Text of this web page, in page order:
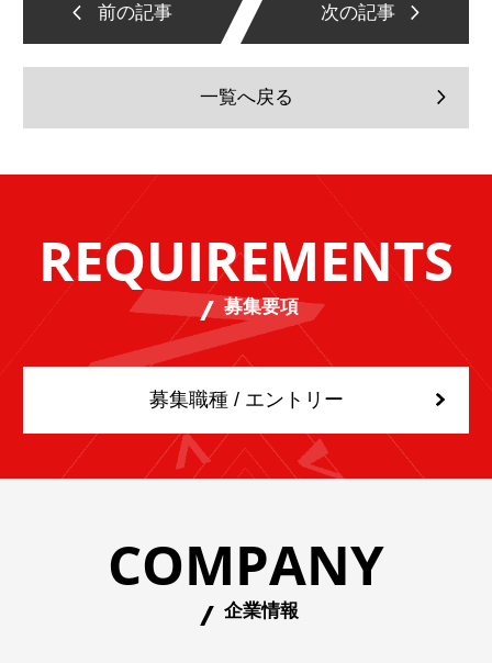
前の記事 次の記事
一覧へ戻る
REQUIREMENTS
募集要項
募集職種 / エントリー
COMPANY
企業情報